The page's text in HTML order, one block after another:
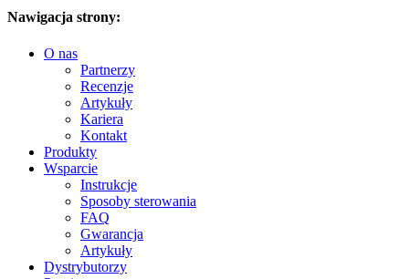
Nawigacja strony:
O nas
Partnerzy
Recenzje
Artykuły
Kariera
Kontakt
Produkty
Wsparcie
Instrukcje
Sposoby sterowania
FAQ
Gwarancja
Artykuły
Dystrybutorzy